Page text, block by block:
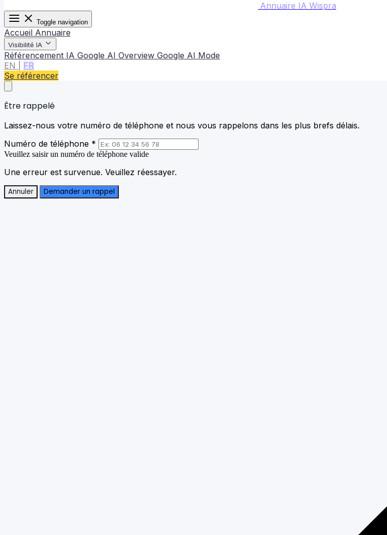
Annuaire IA Wispra
Toggle navigation
Accueil Annuaire
Visibilité IA
Référencement IA Google AI Overview Google AI Mode
EN
FR
Se référencer
Être rappelé
Laissez-nous votre numéro de téléphone et nous vous rappelons dans les plus brefs délais.
Numéro de téléphone *
Veuillez saisir un numéro de téléphone valide
Une erreur est survenue. Veuillez réessayer.
Annuler Demander un rappel